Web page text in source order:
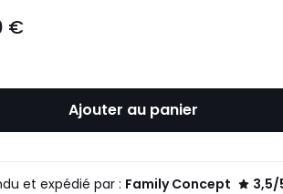
€
Ajouter au panier
et expédié par : Family Concept 3,5/